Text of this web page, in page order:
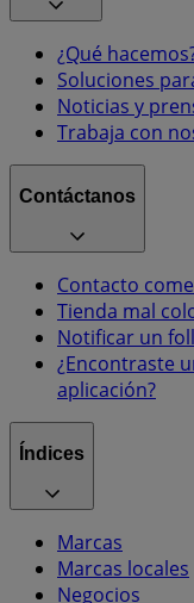
¿Qué
Soluciones
Noticias y
Trabaja con
Contáctanos
Contacto
Tienda mal
Notificar un
¿Encontraste
aplicación?
Índices
Marcas
Marcas locales
Negocios